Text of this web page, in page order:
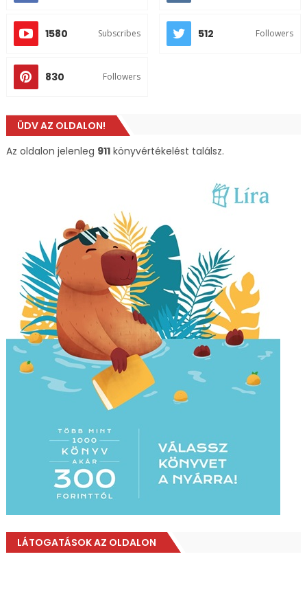
1580 Subscribes 512 Followers
830 Followers
ÜDV AZ OLDALON!
Az oldalon jelenleg 911könyvértékelést találsz.
LÁTOGATÁSOK AZ OLDALON